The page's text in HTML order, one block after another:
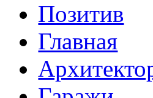
Позитив
Главная